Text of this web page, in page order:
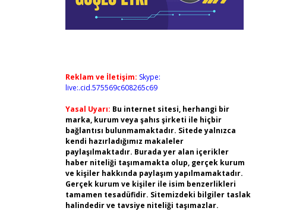
Reklam ve İletişim: Skype:
live:.cid.575569c608265c69
Yasal Uyarı: Bu internet sitesi, herhangi bir
marka, kurum veya şahıs şirketi ile hiçbir
bağlantısı bulunmamaktadır. Sitede yalnızca
kendi hazırladığımız makaleler
paylaşılmaktadır. Burada yer alan içerikler
haber niteliği taşımamakta olup, gerçek kurum
ve kişiler hakkında paylaşım yapılmamaktadır.
Gerçek kurum ve kişiler ile isim benzerlikleri
tamamen tesadüfidir. Sitemizdeki bilgiler taslak
halindedir ve tavsiye niteliği taşımazlar.